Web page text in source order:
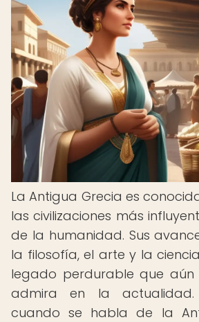
La Antigua Grecia es
las civilizaciones más
de la humanidad. Sus
la filosofía, el arte y la
legado perdurable que aún
admira en la actualidad.
cuando se habla de la